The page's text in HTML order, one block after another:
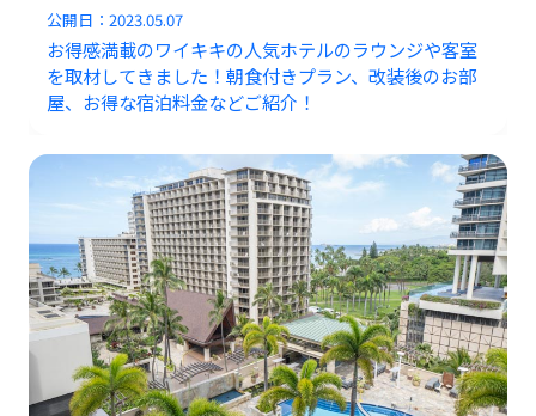
公開日：2023.05.07
お得感満載のワイキキの人気ホテルのラウンジや客室
を取材してきました！朝食付きプラン、改装後のお部
屋、お得な宿泊料金などご紹介！